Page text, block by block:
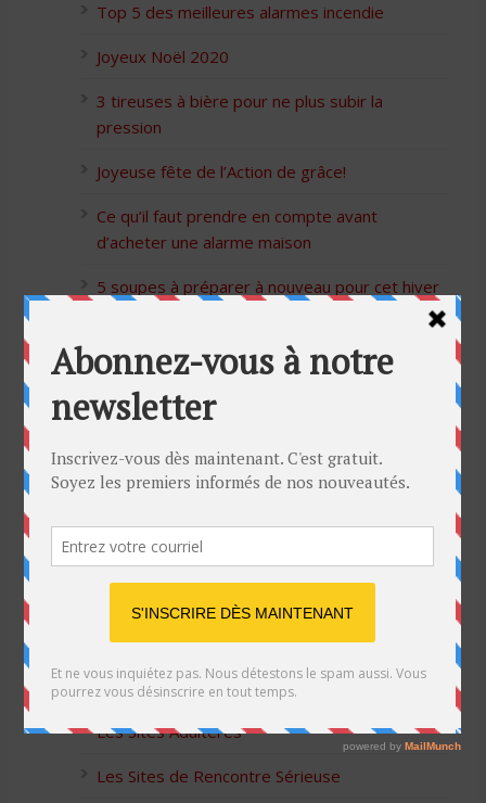
Top 5 des meilleures alarmes incendie
Joyeux Noël 2020
3 tireuses à bière pour ne plus subir la
pression
Joyeuse fête de l’Action de grâce!
Ce qu’il faut prendre en compte avant
d’acheter une alarme maison
5 soupes à préparer à nouveau pour cet hiver
5 idées cadeaux Moulinex pour votre mère
pour l’Action de Grâce
Blague de café: Une femme infidèle trompe
son mari
Listes des Sites de Rencontre
Les Sites Libertins
Les Apps pour les Couples Échangistes
Les Sites Adultères
Les Sites de Rencontre Sérieuse